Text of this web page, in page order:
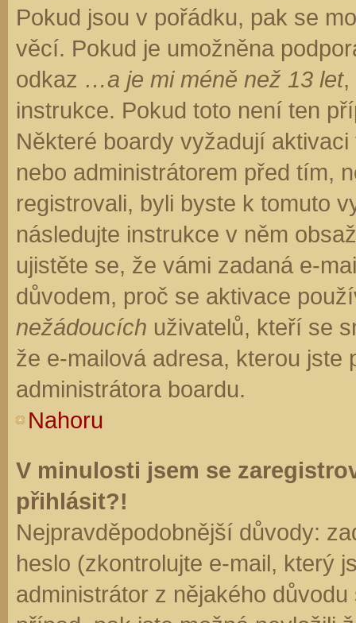
Pokud jsou v pořádku, pak se
věcí. Pokud je umožněna
odkaz …a je mi méně než 13 let,
instrukce. Pokud toto není ten
Některé boardy vyžadují
nebo administrátorem před tím,
registrovali, byli byste k tomuto
následujte instrukce v něm
ujistěte se, že vámi zadaná e-
důvodem, proč se aktivace
nežádoucích uživatelů, kteří se
že e-mailová adresa, kterou jste
administrátora boardu.
Nahoru
V minulosti jsem se
přihlásit?!
Nejpravděpodobnější důvody:
heslo (zkontrolujte e-mail, který
administrátor z nějakého